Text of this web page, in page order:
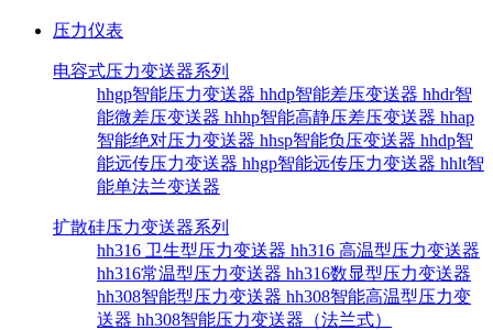
压力仪表
电容式压力变送器系列
hhgp智能压力变送器 hhdp智能差压变送器 hhdr智
能微差压变送器 hhhp智能高静压差压变送器 hhap
智能绝对压力变送器 hhsp智能负压变送器 hhdp智
能远传压力变送器 hhgp智能远传压力变送器 hhlt智
能单法兰变送器
扩散硅压力变送器系列
hh316 卫生型压力变送器 hh316 高温型压力变送器
hh316常温型压力变送器 hh316数显型压力变送器
hh308智能型压力变送器 hh308智能高温型压力变
送器 hh308智能压力变送器（法兰式）